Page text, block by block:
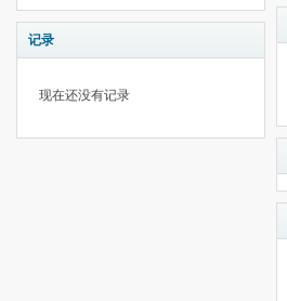
记录
现在还没有记录